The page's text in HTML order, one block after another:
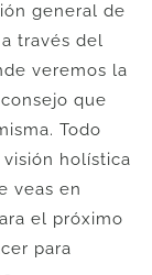
general de
través del
veremos la
que
Todo
holística
veas en
el próximo
para